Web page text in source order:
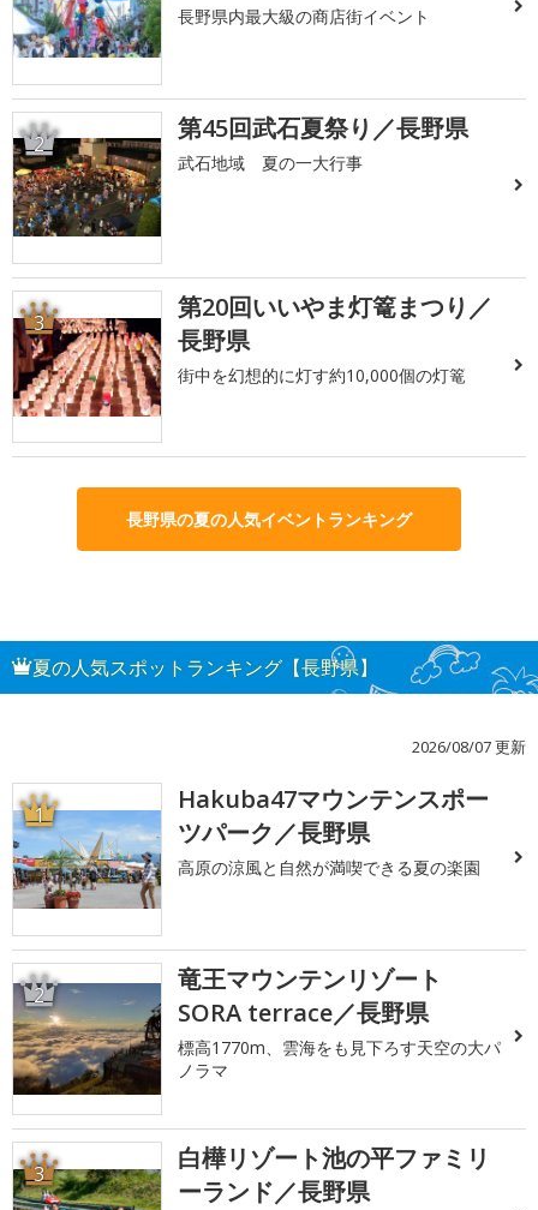
長野県内最大級の商店街イベント
2 第45回武石夏祭り／長野県
武石地域 夏の一大行事
3
第20回いいやま灯篭まつり／
長野県
街中を幻想的に灯す約10,000個の灯篭
長野県の夏の人気イベントランキング
夏の人気スポットランキング【長野県】
2026/08/07 更新
1
Hakuba47マウンテンスポー
ツパーク／長野県
高原の涼風と自然が満喫できる夏の楽園
2
竜王マウンテンリゾート
SORA terrace／長野県
標高1770m、雲海をも見下ろす天空の大パ
ノラマ
3
白樺リゾート池の平ファミリ
ーランド／長野県